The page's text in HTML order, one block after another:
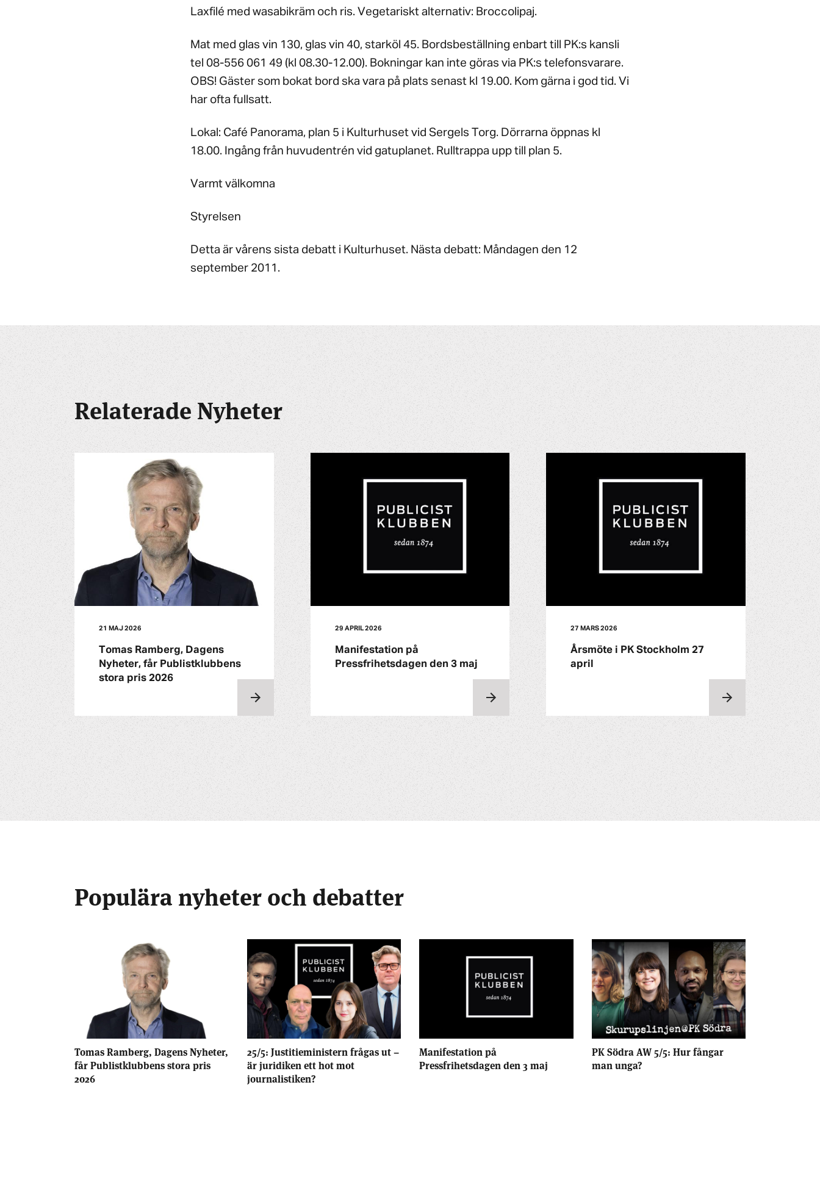
Laxfilé med wasabikräm och ris. Vegetariskt alternativ: Broccolipaj.
Mat med glas vin 130, glas vin 40, starköl 45. Bordsbeställning enbart till PK:s kansli
tel 08-556 061 49 (kl 08.30-12.00). Bokningar kan inte göras via PK:s telefonsvarare.
OBS! Gäster som bokat bord ska vara på plats senast kl 19.00. Kom gärna i god tid. Vi
har ofta fullsatt.
Lokal: Café Panorama, plan 5 i Kulturhuset vid Sergels Torg. Dörrarna öppnas kl
18.00. Ingång från huvudentrén vid gatuplanet. Rulltrappa upp till plan 5.
Varmt välkomna
Styrelsen
Detta är vårens sista debatt i Kulturhuset. Nästa debatt: Måndagen den 12
september 2011.
Relaterade Nyheter
21 MAJ 2026
Tomas Ramberg, Dagens
Nyheter, får Publistklubbens
stora pris 2026
29 APRIL 2026
Manifestation på
Pressfrihetsdagen den 3 maj
27 MARS 2026
Årsmöte i PK Stockholm 27
april
Populära nyheter och debatter
Tomas Ramberg, Dagens Nyheter,
får Publistklubbens stora pris
2026
25/5: Justitieministern frågas ut –
är juridiken ett hot mot
journalistiken?
Manifestation på
Pressfrihetsdagen den 3 maj
PK Södra AW 5/5: Hur fångar
man unga?